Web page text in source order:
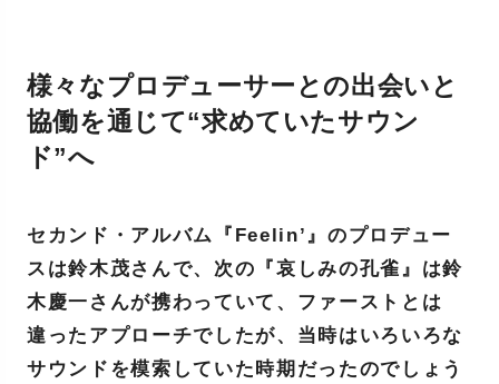
様々なプロデューサーとの出会いと
協働を通じて“求めていたサウン
ド”へ
セカンド・アルバム『Feelin’』のプロデュー
スは鈴木茂さんで、次の『哀しみの孔雀』は鈴
木慶一さんが携わっていて、ファーストとは
違ったアプローチでしたが、当時はいろいろな
サウンドを模索していた時期だったのでしょう